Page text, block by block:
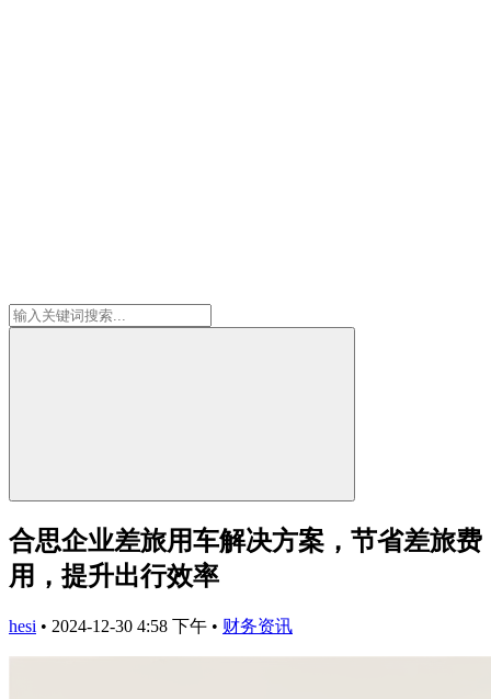
合思企业差旅用车解决方案，节省差旅费
用，提升出行效率
hesi • 2024-12-30 4:58 下午 • 财务资讯